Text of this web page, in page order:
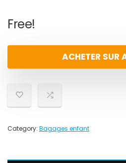
Free!
ACHETER SUR
Category: Bagages enfant